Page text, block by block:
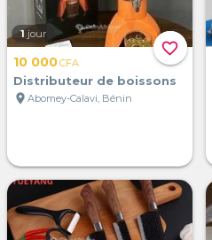
favorite_border
1 jour
10 000CFA
Distributeur de boissons
location_on Abomey-Calavi, Bénin